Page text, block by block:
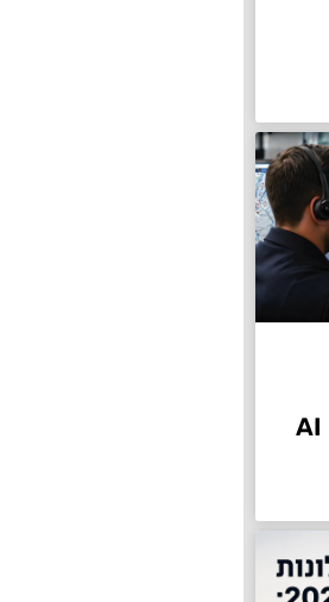
שירות אבטחה אישית מבוסס AI